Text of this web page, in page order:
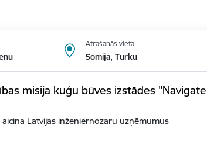
Atrašanās vieta
Somija, Turku
misija kuģu būves izstādes "Navigate
Latvijas inženiernozaru uzņēmumus